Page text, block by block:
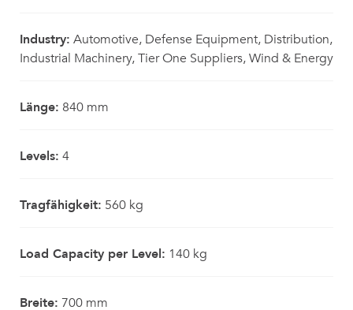
Industry: Automotive, Defense Equipment, Distribution,
Industrial Machinery, Tier One Suppliers, Wind & Energy
Länge: 840 mm
Levels: 4
Tragfähigkeit: 560 kg
Load Capacity per Level: 140 kg
Breite: 700 mm